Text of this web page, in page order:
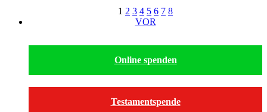
1 2 3 4 5 6 7 8
VOR
Online spenden
Testamentspende